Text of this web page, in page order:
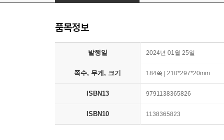
품목정보
발행일 2024년 01월 25일
쪽수, 무게, 크기 184쪽 | 210*297*20mm
ISBN13 9791138365826
ISBN10 1138365823